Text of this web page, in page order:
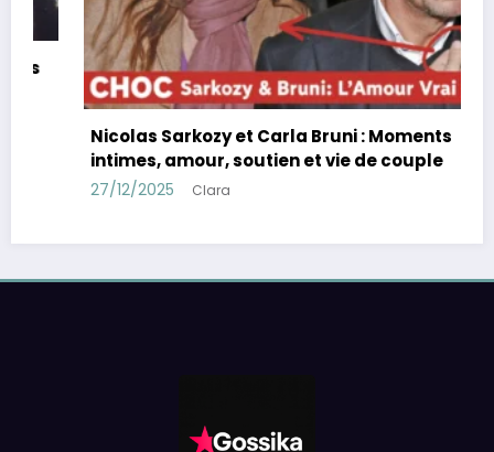
Nicolas Sarkozy et Carla Bruni : Moments
intimes, amour, soutien et vie de couple
27/12/2025 Clara